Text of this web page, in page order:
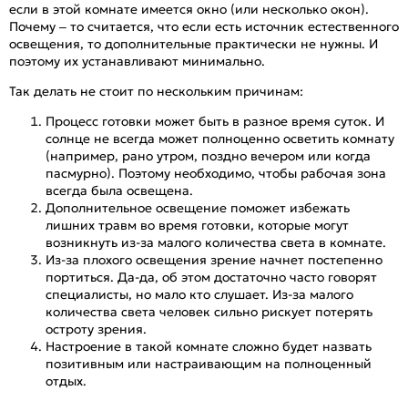
если в этой комнате имеется окно (или несколько окон).
Почему – то считается, что если есть источник естественного
освещения, то дополнительные практически не нужны. И
поэтому их устанавливают минимально.
Так делать не стоит по нескольким причинам:
Процесс готовки может быть в разное время суток. И
солнце не всегда может полноценно осветить комнату
(например, рано утром, поздно вечером или когда
пасмурно). Поэтому необходимо, чтобы рабочая зона
всегда была освещена.
Дополнительное освещение поможет избежать
лишних травм во время готовки, которые могут
возникнуть из-за малого количества света в комнате.
Из-за плохого освещения зрение начнет постепенно
портиться. Да-да, об этом достаточно часто говорят
специалисты, но мало кто слушает. Из-за малого
количества света человек сильно рискует потерять
остроту зрения.
Настроение в такой комнате сложно будет назвать
позитивным или настраивающим на полноценный
отдых.